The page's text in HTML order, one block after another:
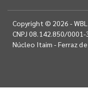
Copyright © 2026 -
CNPJ 08.142.850/
Núcleo Itaim - Ferraz